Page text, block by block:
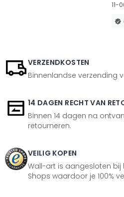
11-
VERZENDKOSTEN
Binnenlandse verzending
14 DAGEN RECHT VAN
Binnen 14 dagen na
retourneren.
VEILIG KOPEN
Wall-art is aangesloten bij
Shops waardoor je 100%